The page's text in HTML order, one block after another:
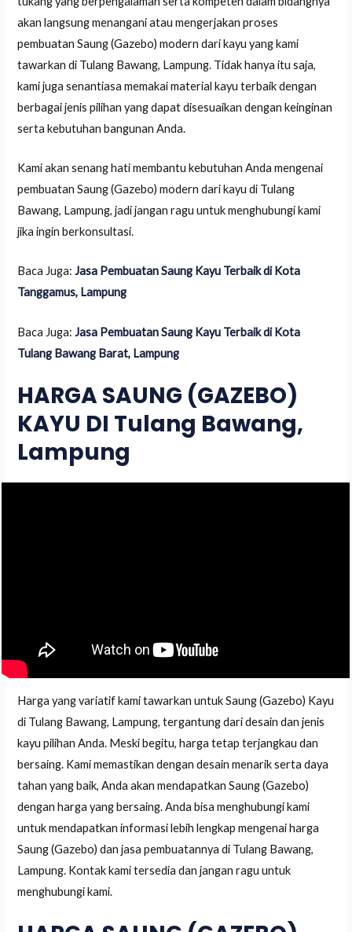
akan langsung menangani atau mengerjakan proses
pembuatan Saung (Gazebo) modern dari kayu yang kami
tawarkan di Tulang Bawang, Lampung. Tidak hanya itu saja,
kami juga senantiasa memakai material kayu terbaik dengan
berbagai jenis pilihan yang dapat disesuaikan dengan keinginan
serta kebutuhan bangunan Anda.
Kami akan senang hati membantu kebutuhan Anda mengenai
pembuatan Saung (Gazebo) modern dari kayu di Tulang
Bawang, Lampung, jadi jangan ragu untuk menghubungi kami
jika ingin berkonsultasi.
Baca Juga:Jasa Pembuatan Saung Kayu Terbaik di Kota
Tanggamus, Lampung
Baca Juga:Jasa Pembuatan Saung Kayu Terbaik di Kota
Tulang Bawang Barat, Lampung
HARGA SAUNG (GAZEBO)
KAYU DI Tulang Bawang,
Lampung
Harga yang variatif kami tawarkan untuk Saung (Gazebo) Kayu
di Tulang Bawang, Lampung, tergantung dari desain dan jenis
kayu pilihan Anda. Meski begitu, harga tetap terjangkau dan
bersaing. Kami memastikan dengan desain menarik serta daya
tahan yang baik, Anda akan mendapatkan Saung (Gazebo)
dengan harga yang bersaing. Anda bisa menghubungi kami
untuk mendapatkan informasi lebih lengkap mengenai harga
Saung (Gazebo) dan jasa pembuatannya di Tulang Bawang,
Lampung. Kontak kami tersedia dan jangan ragu untuk
menghubungi kami.